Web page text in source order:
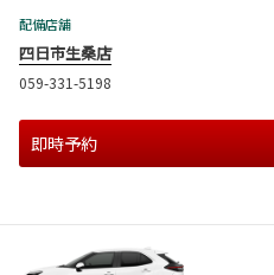
配備店舗
四日市生桑店
059-331-5198
即時予約